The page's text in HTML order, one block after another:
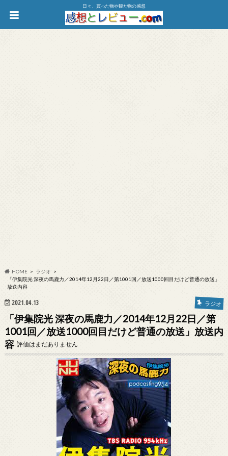
日々、買った物や観た物の感想
HOME
ラジオ
「伊集院光 深夜の馬鹿力／2014年12月22日／第1001回／放送1000回目だけど普通の放送」
放送内容
2021.04.13 ラジオ
「伊集院光 深夜の馬鹿力／2014年12月22日／第
1001回／放送1000回目だけど普通の放送」放送内
容 評価はまだありません